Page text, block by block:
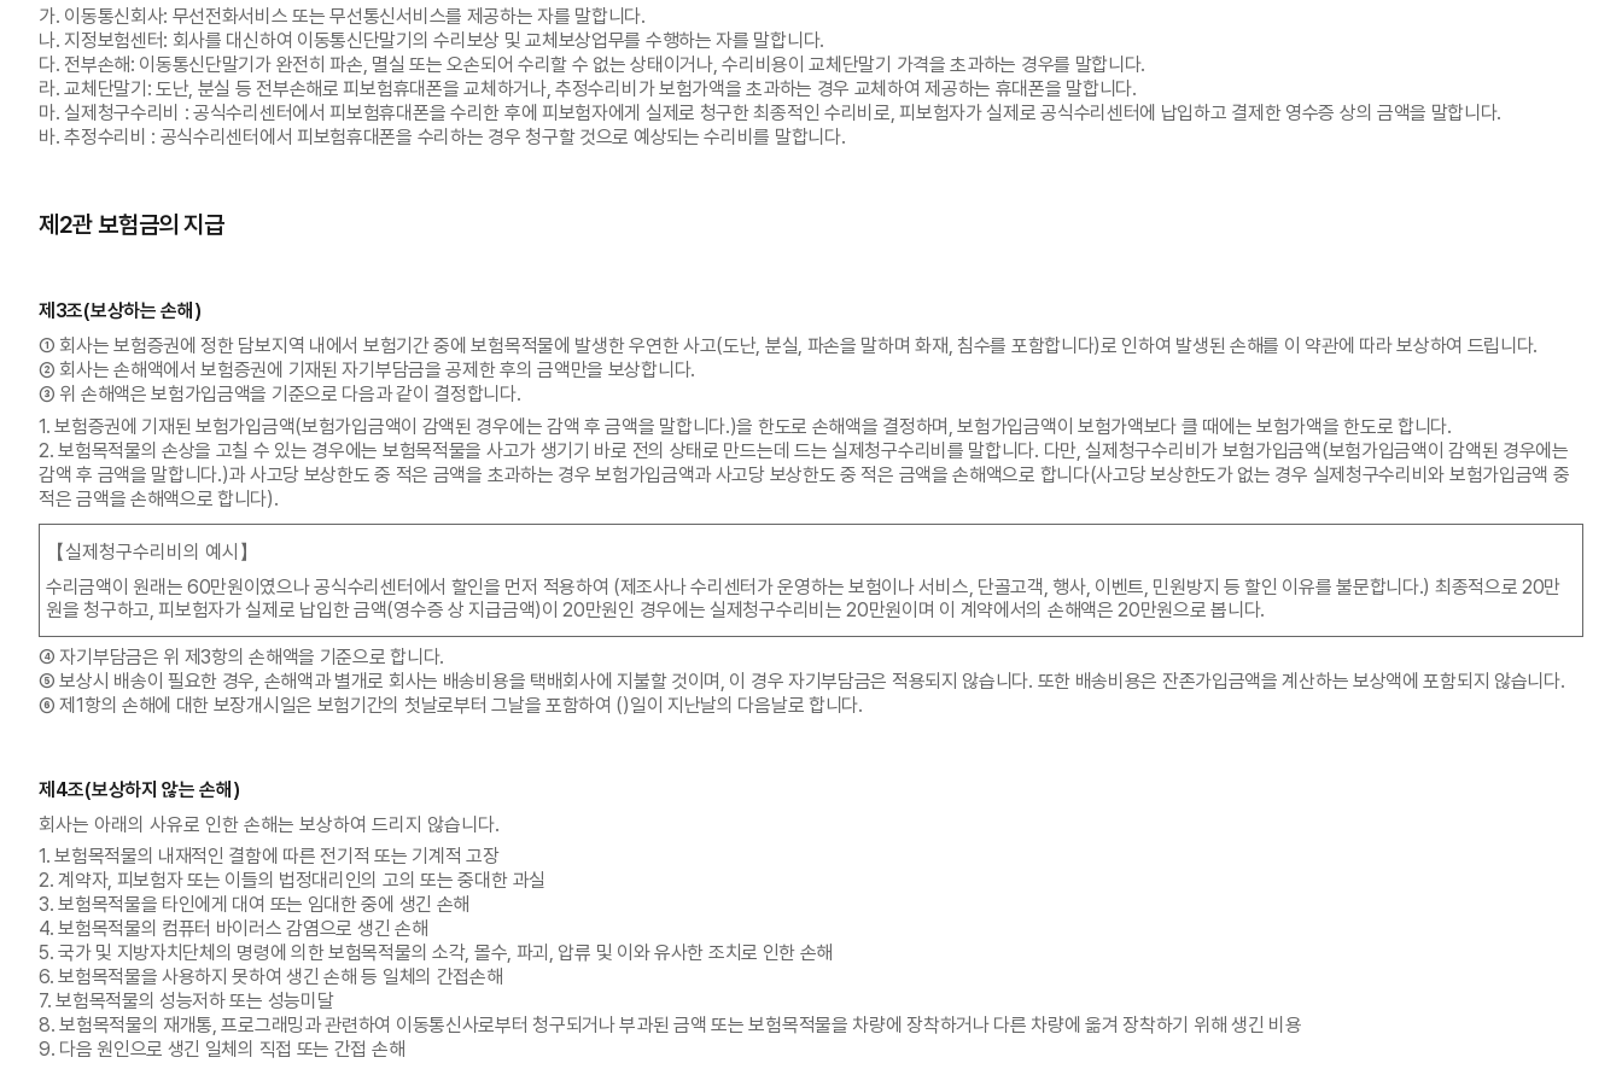
가. 이동통신회사: 무선전화서비스 또는 무선통신서비스를 제공하는 자를 말합니다.
나. 지정보험센터: 회사를 대신하여 이동통신단말기의 수리보상 및 교체보상업무를 수행하는 자를 말합니다.
다. 전부손해: 이동통신단말기가 완전히 파손, 멸실 또는 오손되어 수리할 수 없는 상태이거나, 수리비용이 교체단말기 가격을 초과하는 경우를 말합니다.
라. 교체단말기: 도난, 분실 등 전부손해로 피보험휴대폰을 교체하거나, 추정수리비가 보험가액을 초과하는 경우 교체하여 제공하는 휴대폰을 말합니다.
마. 실제청구수리비 : 공식수리센터에서 피보험휴대폰을 수리한 후에 피보험자에게 실제로 청구한 최종적인 수리비로, 피보험자가 실제로 공식수리센터에 납입하고 결제한 영수증 상의 금액을 말합니다.
바. 추정수리비 : 공식수리센터에서 피보험휴대폰을 수리하는 경우 청구할 것으로 예상되는 수리비를 말합니다.
제2관 보험금의 지급
제3조(보상하는 손해)
① 회사는 보험증권에 정한 담보지역 내에서 보험기간 중에 보험목적물에 발생한 우연한 사고(도난, 분실, 파손을 말하며 화재, 침수를 포함합니다)로 인하여 발생된 손해를 이 약관에 따라 보상하여 드립니다.
② 회사는 손해액에서 보험증권에 기재된 자기부담금을 공제한 후의 금액만을 보상합니다.
③ 위 손해액은 보험가입금액을 기준으로 다음과 같이 결정합니다.
1. 보험증권에 기재된 보험가입금액(보험가입금액이 감액된 경우에는 감액 후 금액을 말합니다.)을 한도로 손해액을 결정하며, 보험가입금액이 보험가액보다 클 때에는 보험가액을 한도로 합니다.
2. 보험목적물의 손상을 고칠 수 있는 경우에는 보험목적물을 사고가 생기기 바로 전의 상태로 만드는데 드는 실제청구수리비를 말합니다. 다만, 실제청구수리비가 보험가입금액(보험가입금액이 감액된 경우에는
감액 후 금액을 말합니다.)과 사고당 보상한도 중 적은 금액을 초과하는 경우 보험가입금액과 사고당 보상한도 중 적은 금액을 손해액으로 합니다(사고당 보상한도가 없는 경우 실제청구수리비와 보험가입금액 중
적은 금액을 손해액으로 합니다).
【실제청구수리비의 예시】
수리금액이 원래는 60만원이였으나 공식수리센터에서 할인을 먼저 적용하여 (제조사나 수리센터가 운영하는 보험이나 서비스, 단골고객, 행사, 이벤트, 민원방지 등 할인 이유를 불문합니다.) 최종적으로 20만
원을 청구하고, 피보험자가 실제로 납입한 금액(영수증 상 지급금액)이 20만원인 경우에는 실제청구수리비는 20만원이며 이 계약에서의 손해액은 20만원으로 봅니다.
④ 자기부담금은 위 제3항의 손해액을 기준으로 합니다.
⑤ 보상시 배송이 필요한 경우, 손해액과 별개로 회사는 배송비용을 택배회사에 지불할 것이며, 이 경우 자기부담금은 적용되지 않습니다. 또한 배송비용은 잔존가입금액을 계산하는 보상액에 포함되지 않습니다.
⑥ 제1항의 손해에 대한 보장개시일은 보험기간의 첫날로부터 그날을 포함하여 ()일이 지난날의 다음날로 합니다.
제4조(보상하지 않는 손해)
회사는 아래의 사유로 인한 손해는 보상하여 드리지 않습니다.
1. 보험목적물의 내재적인 결함에 따른 전기적 또는 기계적 고장
2. 계약자, 피보험자 또는 이들의 법정대리인의 고의 또는 중대한 과실
3. 보험목적물을 타인에게 대여 또는 임대한 중에 생긴 손해
4. 보험목적물의 컴퓨터 바이러스 감염으로 생긴 손해
5. 국가 및 지방자치단체의 명령에 의한 보험목적물의 소각, 몰수, 파괴, 압류 및 이와 유사한 조치로 인한 손해
6. 보험목적물을 사용하지 못하여 생긴 손해 등 일체의 간접손해
7. 보험목적물의 성능저하 또는 성능미달
8. 보험목적물의 재개통, 프로그래밍과 관련하여 이동통신사로부터 청구되거나 부과된 금액 또는 보험목적물을 차량에 장착하거나 다른 차량에 옮겨 장착하기 위해 생긴 비용
9. 다음 원인으로 생긴 일체의 직접 또는 간접 손해